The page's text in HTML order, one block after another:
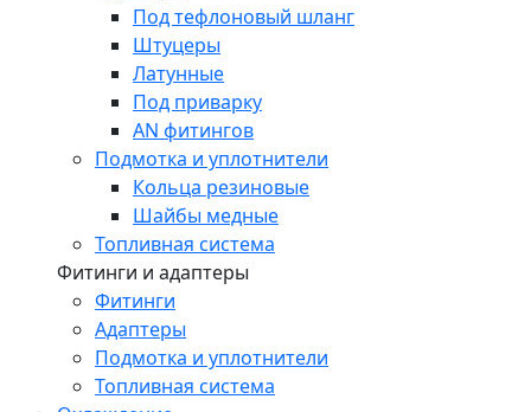
Под тефлоновый шланг
Штуцеры
Латунные
Под приварку
AN фитингов
Подмотка и уплотнители
Кольца резиновые
Шайбы медные
Топливная система
Фитинги и адаптеры
Фитинги
Адаптеры
Подмотка и уплотнители
Топливная система